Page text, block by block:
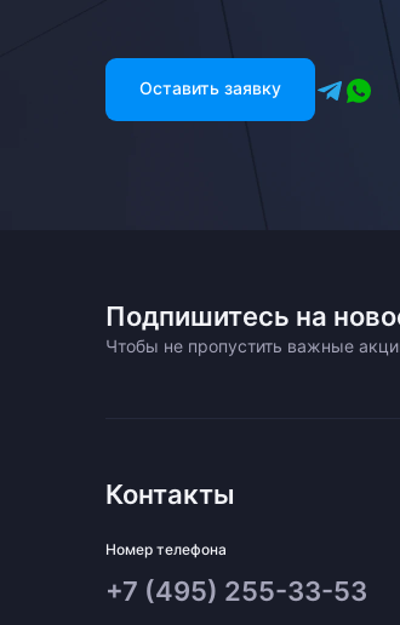
Оставить заявку
Подпишитесь на
Чтобы не пропустить важные
Контакты
Номер телефона
+7 (495) 255-33-53